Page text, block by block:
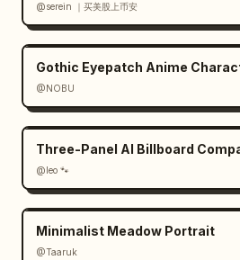
@serein ｜买美股上币安
Gothic Eyepatch Anime
@NOBU
Three-Panel AI Billboard
@leo 🐾
Minimalist Meadow Portrait
@Taaruk